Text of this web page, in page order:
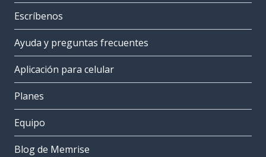
Escríbenos
Ayuda y preguntas frecuentes
Aplicación para celular
Planes
Equipo
Blog de Memrise